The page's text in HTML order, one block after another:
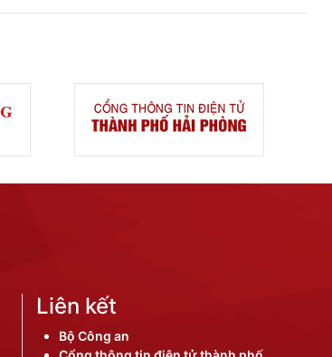
Liên kết
Bộ Công an